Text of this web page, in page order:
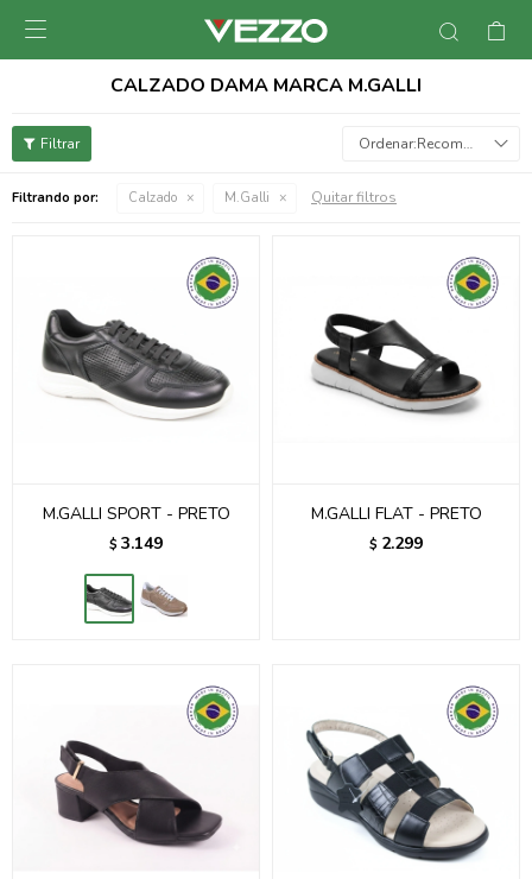

CALZADO DAMA MARCA M.GALLI
Recomendados
Filtrando por: Calzado M.Galli Quitar filtros
M.GALLI SPORT - PRETO
$ 3.149
M.GALLI FLAT - PRETO
$ 2.299